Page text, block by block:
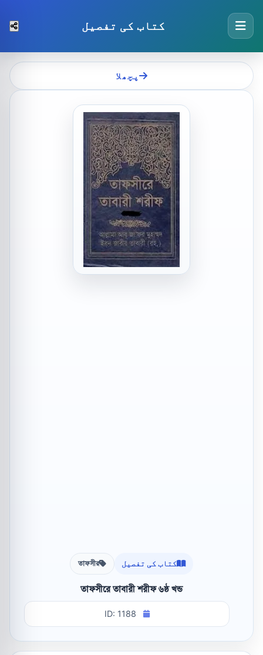
کتاب کی تفصیل
پچھلا
کتاب کی تفصیل তাফসীর
তাফসীরে তাবারী শরীফ ৬ষ্ঠ খন্ড
ID: 1188